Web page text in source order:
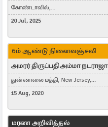
கோண்டாவில்,
புன்னாலைக்கட்டுவன், சவுதி
Germany, Brampton, Canada
20 Jul, 2025
6ம் ஆண்டு நினைவஞ்சலி
அமரர் திருப்பதிஅம்மா நடராஜா
துன்னாலை மத்தி, New Jersey,
United States, Toronto, Canada
15 Aug, 2020
மரண அறிவித்தல்